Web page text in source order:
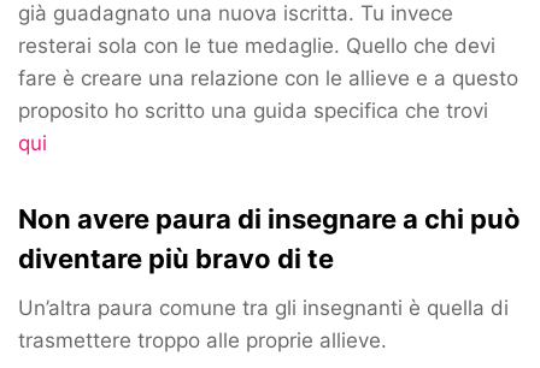
già guadagnato una nuova iscritta. Tu invece
resterai sola con le tue medaglie. Quello che devi
fare è creare una relazione con le allieve e a questo
proposito ho scritto una guida specifica che trovi
qui
Non avere paura di insegnare a chi può
diventare più bravo di te
Un’altra paura comune tra gli insegnanti è quella di
trasmettere troppo alle proprie allieve.